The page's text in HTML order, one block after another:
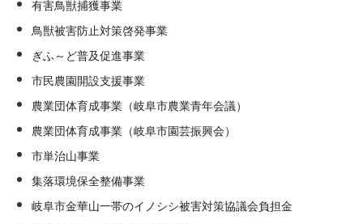
有害鳥獣捕獲事業
鳥獣被害防止対策啓発事業
ぎふ～ど普及促進事業
市民農園開設支援事業
農業団体育成事業（岐阜市農業青年会議）
農業団体育成事業（岐阜市園芸振興会）
市単治山事業
集落環境保全整備事業
岐阜市金華山一帯のイノシシ被害対策協議会負担金